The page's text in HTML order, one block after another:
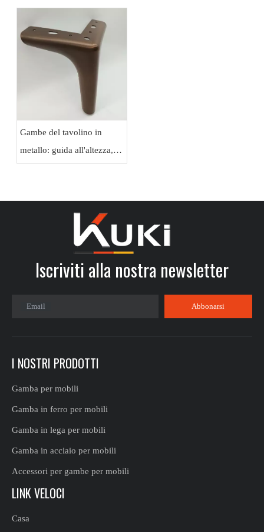
Gambe del tavolino in
metallo: guida all'altezza,
Iscriviti alla nostra newsletter​​​​​​​
Email Abbonarsi
I NOSTRI PRODOTTI
Gamba per mobili
Gamba in ferro per mobili
Gamba in lega per mobili
Gamba in acciaio per mobili
Accessori per gambe per mobili
LINK VELOCI
Casa